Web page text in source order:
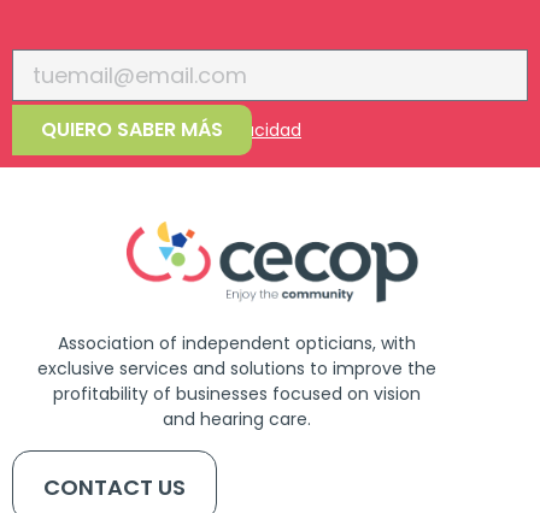
Acepto lapolítica de privacidad
QUIERO SABER MÁS
Association of independent opticians, with
exclusive services and solutions to improve the
profitability of businesses focused on vision
and hearing care.
CONTACT US